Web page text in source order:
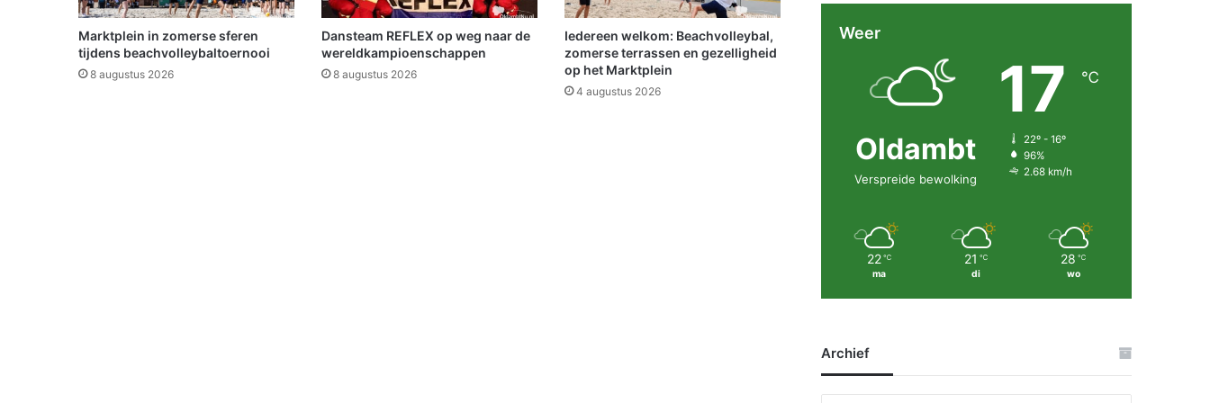
e
e
m
d
6
u
Marktplein in zomerse sferen
tijdens beachvolleybaltoernooi
8 augustus 2026
Dansteam REFLEX op weg naar de
wereldkampioenschappen
8 augustus 2026
Iedereen welkom: Beachvolleybal,
zomerse terrassen en gezelligheid
op het Marktplein
4 augustus 2026
Weer
Oldambt
Verspreide bewolking
17 ℃
22º - 16º
96%
2.68 km/h
22 ℃
ma
21 ℃
di
28 ℃
wo
Archief